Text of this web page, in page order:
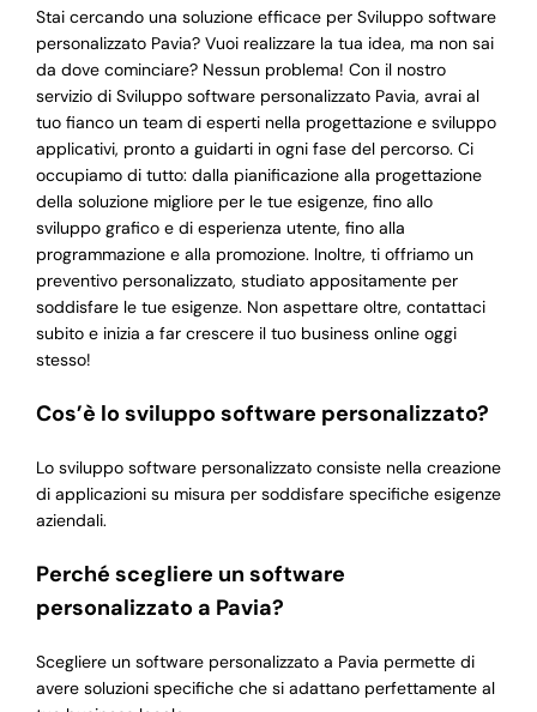
Stai cercando una soluzione efficace per Sviluppo software
personalizzato Pavia? Vuoi realizzare la tua idea, ma non sai
da dove cominciare? Nessun problema! Con il nostro
servizio di Sviluppo software personalizzato Pavia, avrai al
tuo fianco un team di esperti nella progettazione e sviluppo
applicativi, pronto a guidarti in ogni fase del percorso. Ci
occupiamo di tutto: dalla pianificazione alla progettazione
della soluzione migliore per le tue esigenze, fino allo
sviluppo grafico e di esperienza utente, fino alla
programmazione e alla promozione. Inoltre, ti offriamo un
preventivo personalizzato, studiato appositamente per
soddisfare le tue esigenze. Non aspettare oltre, contattaci
subito e inizia a far crescere il tuo business online oggi
stesso!
Cos’è lo sviluppo software personalizzato?
Lo sviluppo software personalizzato consiste nella creazione
di applicazioni su misura per soddisfare specifiche esigenze
aziendali.
Perché scegliere un software
personalizzato a Pavia?
Scegliere un software personalizzato a Pavia permette di
avere soluzioni specifiche che si adattano perfettamente al